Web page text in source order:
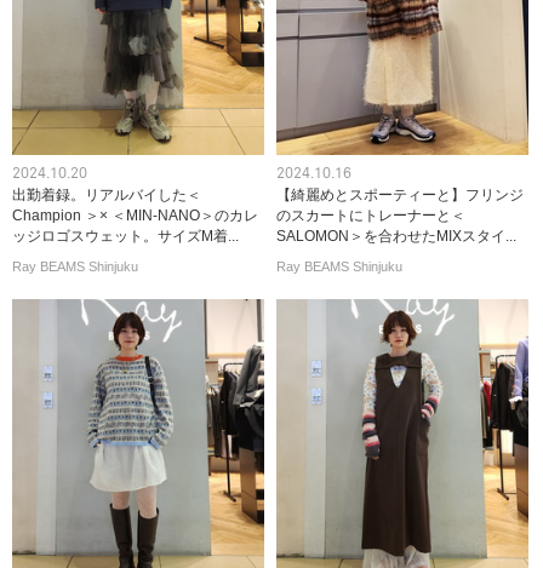
2024.10.20
出勤着録。リアルバイした＜
Champion ＞× ＜MIN-NANO＞のカレ
ッジロゴスウェット。サイズM着...
Ray BEAMS Shinjuku
2024.10.16
【綺麗めとスポーティーと】フリンジ
のスカートにトレーナーと＜
SALOMON＞を合わせたMIXスタイ...
Ray BEAMS Shinjuku